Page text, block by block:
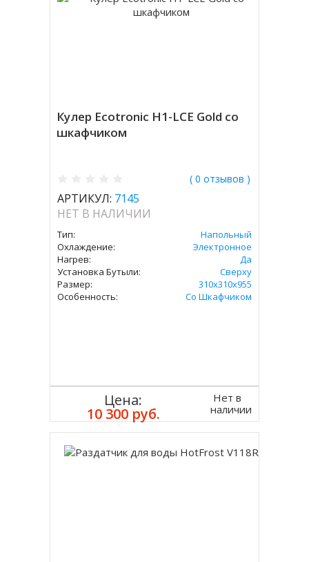
Кулер Ecotronic H1-LCE Gold со
шкафчиком
( 0 отзывов )
АРТИКУЛ: 7145
НЕТ В НАЛИЧИИ
Тип:
Напольный
Охлаждение:
Электронное
Нагрев:
Да
Установка Бутыли:
Сверху
Размер:
310x310х955
Особенность:
Со Шкафчиком
Цена:
10 300 руб.
Нет в
наличии